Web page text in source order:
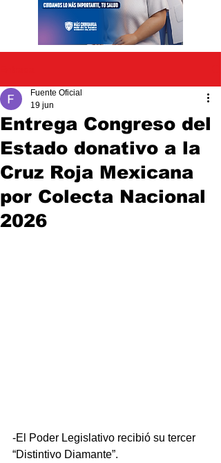
Entrega Congreso del
Estado donativo a la
Cruz Roja Mexicana
por Colecta Nacional
2026
Fuente Oficial
19 jun
-El Poder Legislativo recibió su tercer
“Distintivo Diamante”.